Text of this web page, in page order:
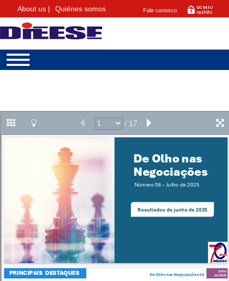
About us | Quiénes somos Fale conosco